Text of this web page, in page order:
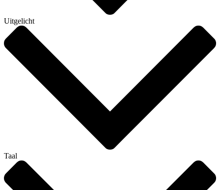
Uitgelicht
Taal